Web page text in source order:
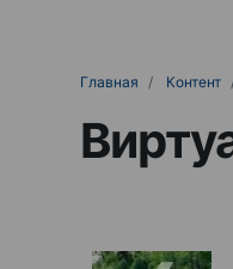
Главная Контент